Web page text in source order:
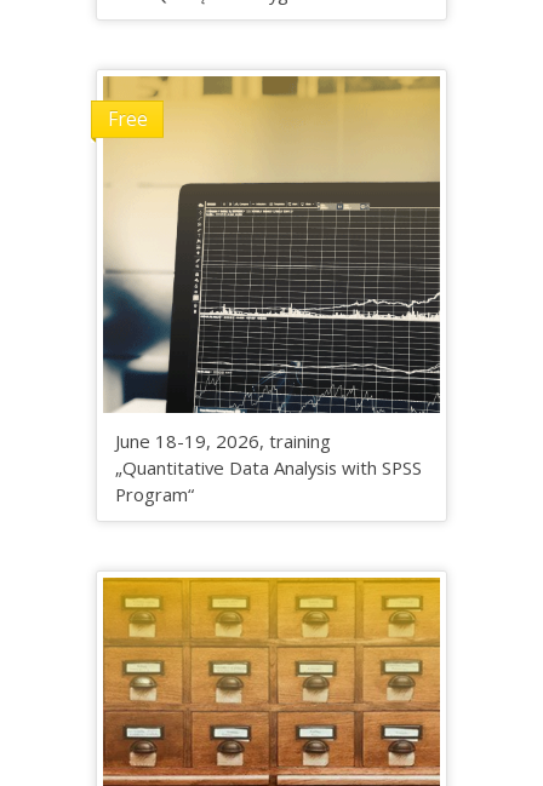
Free
June 18-19, 2026, training
„Quantitative Data Analysis with SPSS
Program“